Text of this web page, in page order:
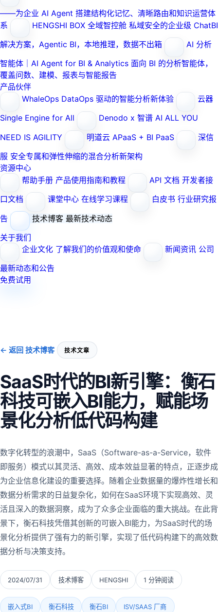
——为企业 AI Agent 搭建结构化记忆、清晰路由和知识运营体
系
HENGSHI BOX 全域智控舱 私域安全的企业级 ChatBI
解决方案，Agentic BI，本地推理，数据不出箱
AI 分析
智能体｜AI Agent for BI & Analytics 面向 BI 的分析智能体，
覆盖问数、建模、报表与智能报告
产品伙伴
WhaleOps DataOps 驱动的智能分析新体验
云器
Single Engine for All
Denodo x 智谱 AI ALL YOU
NEED IS AGILITY
明道云 APaaS + BI PaaS
深信
服 安全专属和弹性伸缩的混合分析新架构
资源中心
帮助手册 产品使用指南和教程 API 文档 开发者接
口文档
课堂中心 在线学习课程 白皮书 行业研究报
告
技术博客 最新技术动态
关于我们
企业文化 了解我们的价值观和使命 新闻资讯 公司
最新动态和公告
免费试用
← 返回 技术博客 技术文章
SaaS时代的BI新引擎：衡石
科技可嵌入BI能力，赋能场
景化分析低代码构建
数字化转型的浪潮中，SaaS（Software-as-a-Service，软件
即服务）模式以其灵活、高效、成本效益显著的特点，正逐步成
为企业信息化建设的重要选择。随着企业数据量的爆炸性增长和
数据分析需求的日益复杂化，如何在SaaS环境下实现高效、灵
活且深入的数据洞察，成为了众多企业面临的重大挑战。在此背
景下，衡石科技凭借其创新的可嵌入BI能力，为SaaS时代的场
景化分析提供了强有力的新引擎，实现了低代码构建下的高效数
据分析与决策支持。
2024/07/31 技术博客 HENGSHI 1 分钟阅读
嵌入式BI 衡石科技 衡石BI ISV/SAAS 厂商